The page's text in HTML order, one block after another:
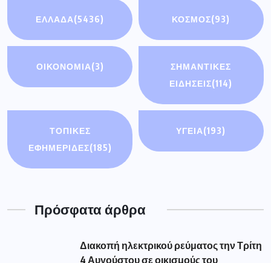
ΕΛΛΑΔΑ(5436) ΚΟΣΜΟΣ(93)
ΟΙΚΟΝΟΜΊΑ(3)
ΣΗΜΑΝΤΙΚΈΣ
ΕΙΔΉΣΕΙΣ(114)
ΤΟΠΙΚΕΣ
ΕΦΗΜΕΡΙΔΕΣ(185)
ΥΓΕΙΑ(193)
Πρόσφατα άρθρα
Διακοπή ηλεκτρικού ρεύματος την Τρίτη
4 Αυγούστου σε οικισμούς του